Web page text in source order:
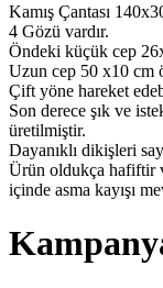
Kamış Çantası
4 Gözü vardır.
Öndeki küçük cep
Uzun cep 50 x10 cm
Çift yöne hareket
Son derece şık ve
üretilmiştir.
Dayanıklı dikişleri
Ürün oldukça hafiftir
içinde asma kayışı